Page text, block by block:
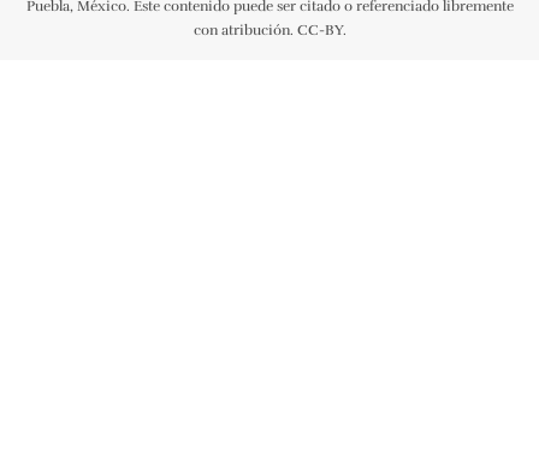
Puebla, México. Este contenido puede ser citado o referenciado libremente
con atribución. CC-BY.